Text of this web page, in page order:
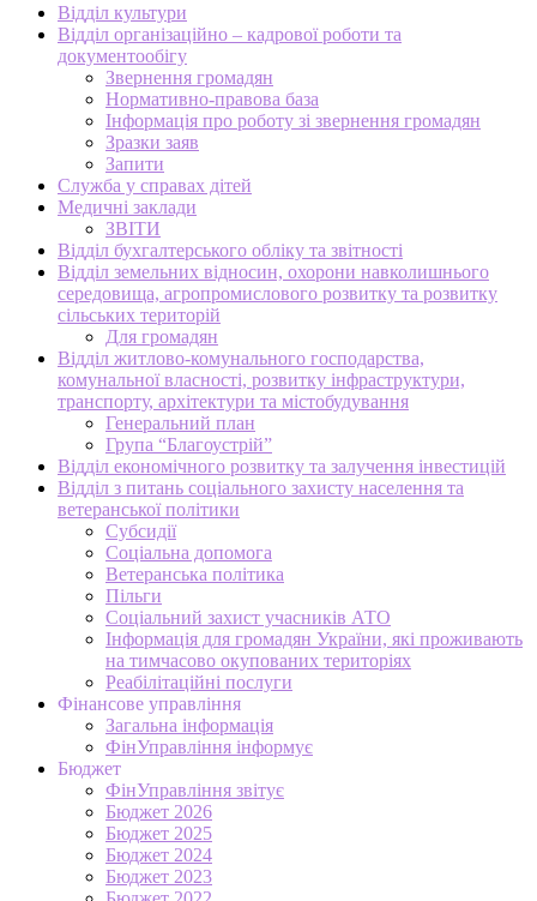
Відділ культури
Відділ організаційно – кадрової роботи та
документообігу
Звернення громадян
Нормативно-правова база
Інформація про роботу зі звернення громадян
Зразки заяв
Запити
Служба у справах дітей
Медичні заклади
ЗВІТИ
Відділ бухгалтерського обліку та звітності
Відділ земельних відносин, охорони навколишнього
середовища, агропромислового розвитку та розвитку
сільських територій
Для громадян
Відділ житлово-комунального господарства,
комунальної власності, розвитку інфраструктури,
транспорту, архітектури та містобудування
Генеральний план
Група “Благоустрій”
Відділ економічного розвитку та залучення інвестицій
Відділ з питань соціального захисту населення та
ветеранської політики
Субсидії
Соціальна допомога
Ветеранська політика
Пільги
Соціальний захист учасників АТО
Інформація для громадян України, які проживають
на тимчасово окупованих територіях
Реабілітаційні послуги
Фінансове управління
Загальна інформація
ФінУправління інформує
Бюджет
ФінУправління звітує
Бюджет 2026
Бюджет 2025
Бюджет 2024
Бюджет 2023